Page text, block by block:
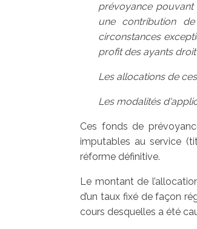
prévoyance
une contribution
circonstances
profit des ayants
Les allocations de
Les modalités
Ces fonds de
imputables au service
réforme définitive.
Le montant de
d’un taux fixé de façon
cours desquelles a été